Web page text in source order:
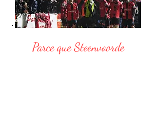
Parce que Steenvoorde